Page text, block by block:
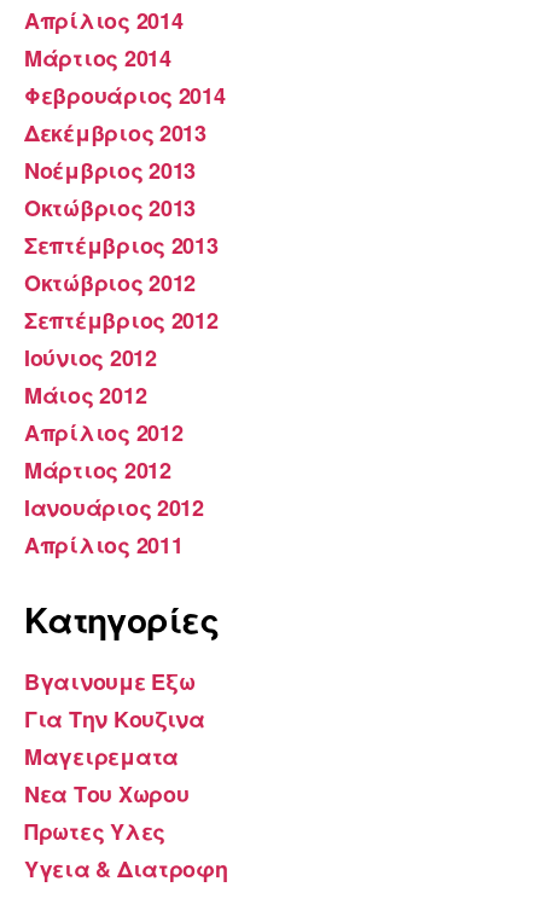
Απρίλιος 2014
Μάρτιος 2014
Φεβρουάριος 2014
Δεκέμβριος 2013
Νοέμβριος 2013
Οκτώβριος 2013
Σεπτέμβριος 2013
Οκτώβριος 2012
Σεπτέμβριος 2012
Ιούνιος 2012
Μάιος 2012
Απρίλιος 2012
Μάρτιος 2012
Ιανουάριος 2012
Απρίλιος 2011
Kατηγορίες
Βγαινουμε Εξω
Για Την Κουζινα
Μαγειρεματα
Νεα Του Χωρου
Πρωτες Υλες
Υγεια & Διατροφη